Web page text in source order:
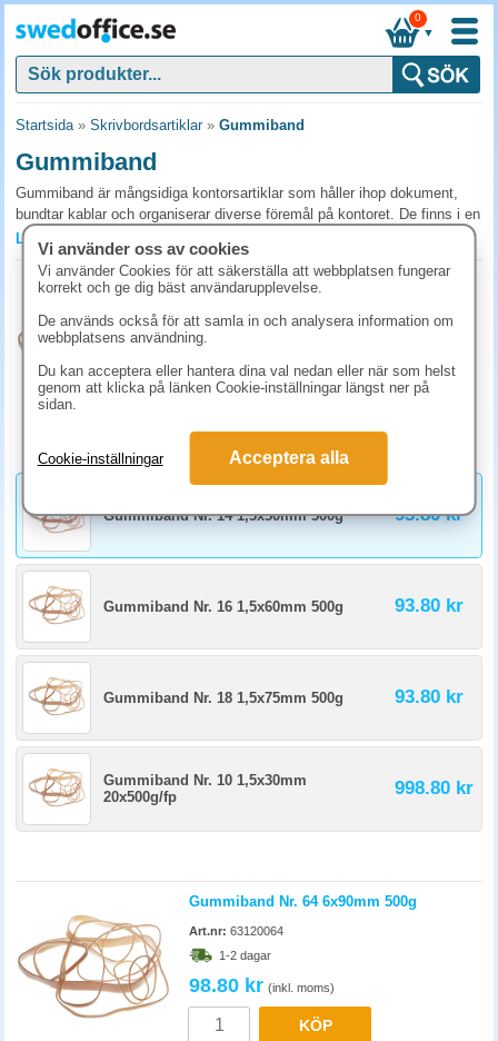
▼
0
Startsida» Skrivbordsartiklar» Gummiband
Gummiband
Gummiband är mångsidiga kontorsartiklar som håller ihop dokument,
bundtar kablar och organiserar diverse föremål på kontoret. De finns i en
mängd storlekar och tjocklekar för alla typer av organiseringsbehov.
Beställ gummiband för kontoret enkelt från SwedOffice.
Vanliga frågor och svar om gummiband
Vilken storlek på gummiband behövs för kontorsbruk?
Mindre gummiband (40-60 mm) räcker för bunten av papper och kvitton.
För större paket eller arkivmappar behövs 100 mm eller längre band.
Välj mjuka som inte stelnar för längre lagring.
Hur länge håller gummiband i lager?
Naturgummi håller 1-2 år innan det blir sprött, så förvara svalt och mörkt
eftersom UV-ljus och värme snabbar på åldrandet. Gummiband i
neopren håller längre, ofta 3-5 år, och tål temperaturskillnader bättre.
Läs mer »
Gummiband Nr. 14 1,5x50mm 500g
93.80 kr (inkl. moms)
Gummiband Nr. 14 1,5x50mm 500g 93.80 kr
Gummiband Nr. 16 1,5x60mm 500g 93.80 kr
Gummiband Nr. 18 1,5x75mm 500g 93.80 kr
Gummiband Nr. 10 1,5x30mm
20x500g/fp
998.80 kr
Gummiband Nr. 64 6x90mm 500g
Art.nr: 63120064
1-2 dagar
98.80 kr (inkl. moms)
KÖP
Vi använder oss av cookies
Vi använder Cookies för att säkerställa att webbplatsen fungerar
korrekt och ge dig bäst användarupplevelse.
De används också för att samla in och analysera information om
webbplatsens användning.
Du kan acceptera eller hantera dina val nedan eller när som helst
genom att klicka på länken Cookie-inställningar längst ner på
sidan.
Cookie-inställningar Acceptera alla